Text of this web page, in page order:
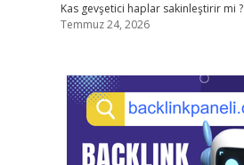
Kas gevşetici haplar sakinleştirir mi ?
Temmuz 24, 2026